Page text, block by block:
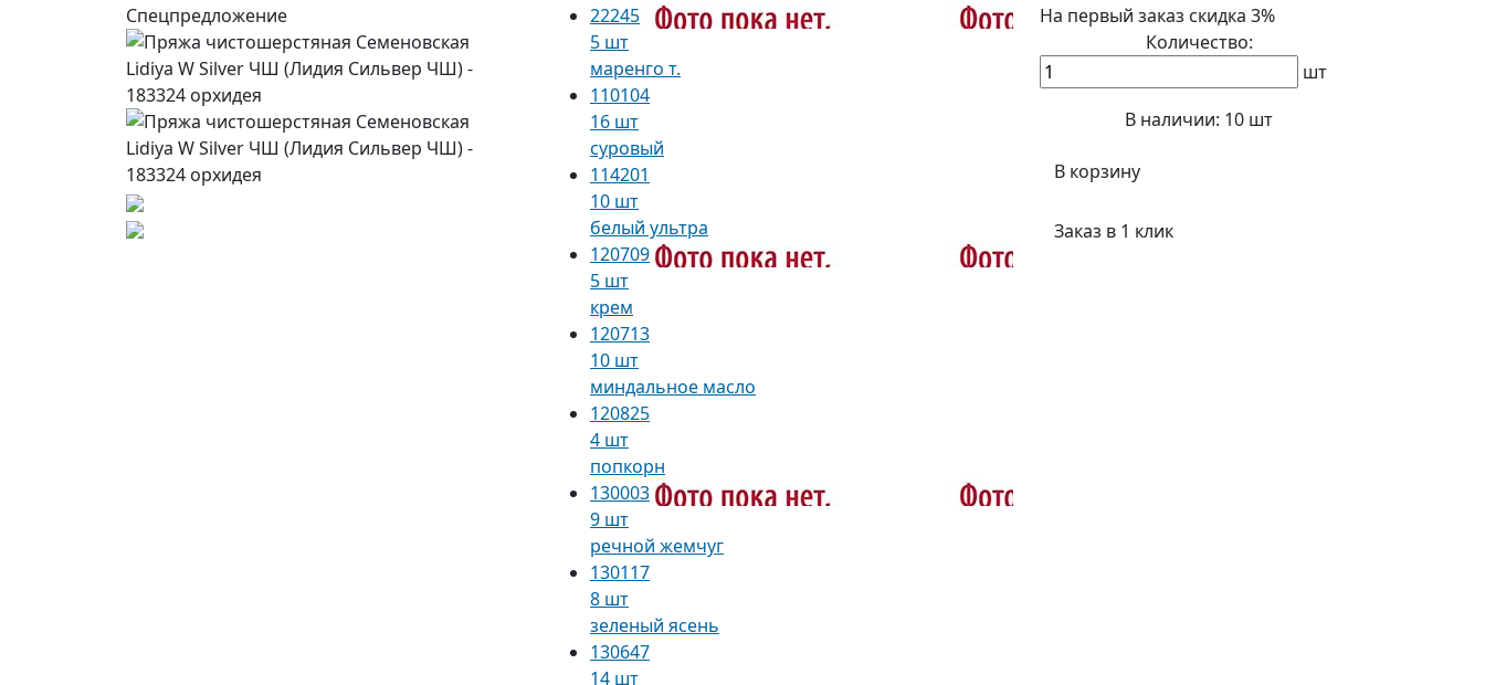
Спецпредложение
22245
5 шт
маренго т.
110104
16 шт
суровый
114201
10 шт
белый ультра
120709
5 шт
крем
120713
10 шт
миндальное масло
120825
4 шт
попкорн
130003
9 шт
речной жемчуг
130117
8 шт
зеленый ясень
130647
14 шт
На первый заказ скидка 3%
Количество:
шт
В наличии: 10 шт
В корзину
Заказ в 1 клик